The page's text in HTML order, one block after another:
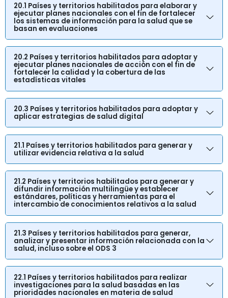
20.1 Países y territorios habilitados para elaborar y
ejecutar planes nacionales con el fin de fortalecer
los sistemas de información para la salud que se
basan en evaluaciones
20.2 Países y territorios habilitados para adoptar y
ejecutar planes nacionales de acción con el fin de
fortalecer la calidad y la cobertura de las
estadísticas vitales
20.3 Países y territorios habilitados para adoptar y
aplicar estrategias de salud digital
21.1 Países y territorios habilitados para generar y
utilizar evidencia relativa a la salud
21.2 Países y territorios habilitados para generar y
difundir información multilingüe y establecer
estándares, políticas y herramientas para el
intercambio de conocimientos relativos a la salud
21.3 Países y territorios habilitados para generar,
analizar y presentar información relacionada con la
salud, incluso sobre el ODS 3
22.1 Países y territorios habilitados para realizar
investigaciones para la salud basadas en las
prioridades nacionales en materia de salud